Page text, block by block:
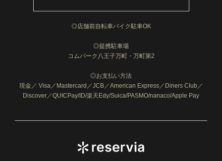
◎店舗前自転車バイク駐車OK
◎提携駐車場
コムパーク八王子万町・万町第2
◎お支払い方法
現金／ Visa／Mastercard／JCB／American Express／Diners Club／
Discover／QUICPay/ID/楽天Edy/Suica/PASMO/nanaco/Apple Pay